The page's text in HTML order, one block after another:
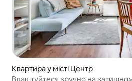
Квартира у місті Центр
Влаштуйтеся зручно на